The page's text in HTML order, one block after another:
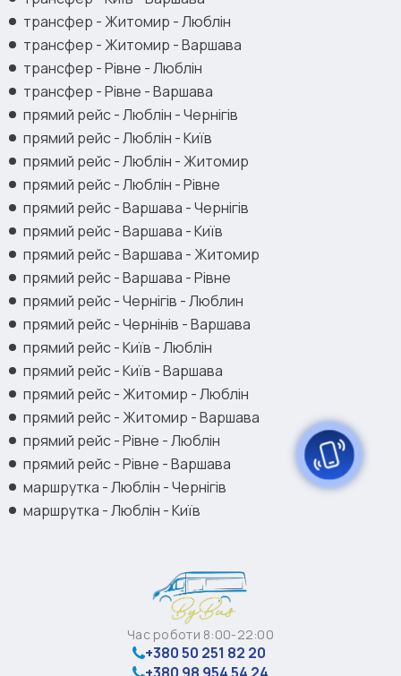
трансфер - Житомир - Люблін
трансфер - Житомир - Варшава
трансфер - Рівне - Люблін
трансфер - Рівне - Варшава
прямий рейс - Люблін - Чернігів
прямий рейс - Люблін - Київ
прямий рейс - Люблін - Житомир
прямий рейс - Люблін - Рівне
прямий рейс - Варшава - Чернігів
прямий рейс - Варшава - Київ
прямий рейс - Варшава - Житомир
прямий рейс - Варшава - Рівне
прямий рейс - Чернігів - Люблин
прямий рейс - Чернінів - Варшава
прямий рейс - Київ - Люблін
прямий рейс - Київ - Варшава
прямий рейс - Житомир - Люблін
прямий рейс - Житомир - Варшава
прямий рейс - Рівне - Люблін
прямий рейс - Рівне - Варшава
маршрутка - Люблін - Чернігів
маршрутка - Люблін - Київ
Час роботи 8:00-22:00
+380 50 251 82 20